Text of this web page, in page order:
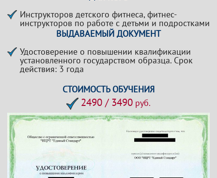
Инструкторов детского фитнеса, фитнес-
инструкторов по работе с детьми и подростками
ВЫДАВАЕМЫЙ ДОКУМЕНТ
Удостоверение о повышении квалификации
установленного государством образца. Срок
действия: 3 года
СТОИМОСТЬ ОБУЧЕНИЯ
2490 / 3490 руб.